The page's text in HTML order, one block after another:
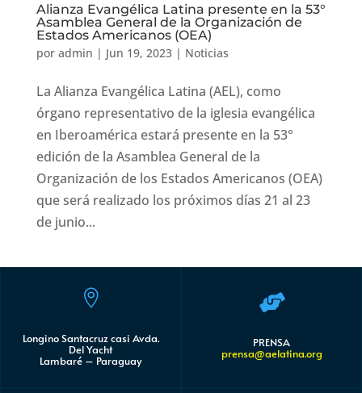
Alianza Evangélica Latina presente en la 53°
Asamblea General de la Organización de
Estados Americanos (OEA)
por admin | Jun 19, 2023| Noticias
La Alianza Evangélica Latina (AEL), como
órgano representativo de la iglesia evangélica
en Iberoamérica estará presente en la 53°
edición de la Asamblea General de la
Organización de los Estados Americanos (OEA)
que será realizado los próximos días 21 al 23
de junio...

Longino Santacruz casi Avda.
Del Yacht
Lambaré – Paraguay

PRENSA
prensa@aelatina.org